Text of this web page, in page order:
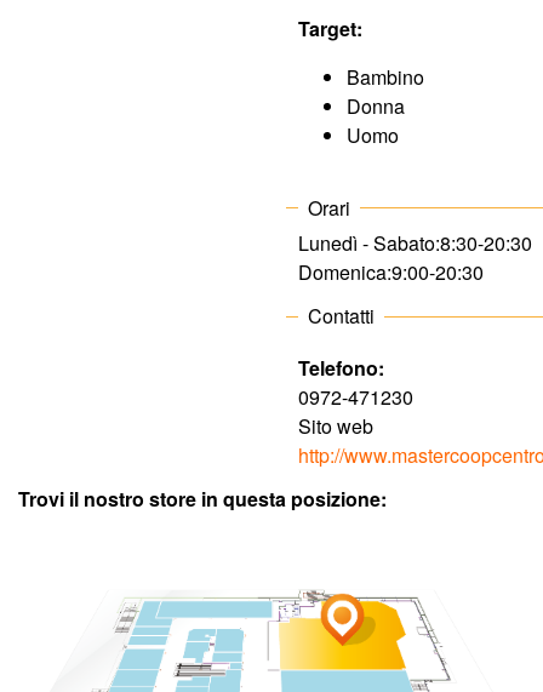
Target:
Bambino
Donna
Uomo
Orari
Lunedì - Sabato:8:30-20:30
Domenica:9:00-20:30
Contatti
Telefono:
0972-471230
Sito web
http://
Trovi il nostro store in questa posizione: